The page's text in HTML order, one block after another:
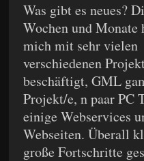
Was gibt es neues?
Wochen und Monate
mich mit sehr vielen
verschiedenen
beschäftigt, GML
Projekt/e, n paar PC
einige Webservices
Webseiten. Überall
große Fortschritte